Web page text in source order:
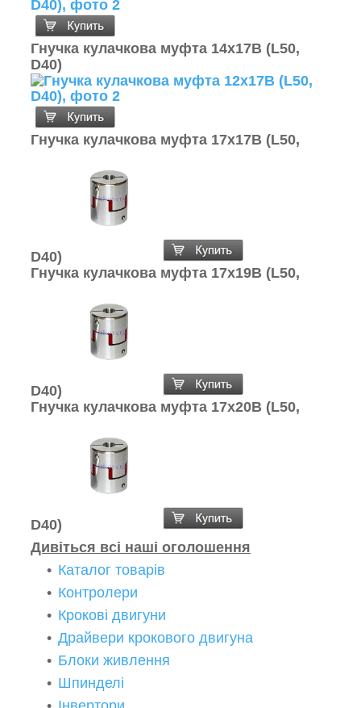
Гнучка кулачкова муфта 14х17В (L50,
D40)
Гнучка кулачкова муфта 17х17В (L50,
D40)
Гнучка кулачкова муфта 17х19В (L50,
D40)
Гнучка кулачкова муфта 17х20В (L50,
D40)
Дивіться всі наші оголошення
Каталог товарів
Контролери
Крокові двигуни
Драйвери крокового двигуна
Блоки живлення
Шпинделі